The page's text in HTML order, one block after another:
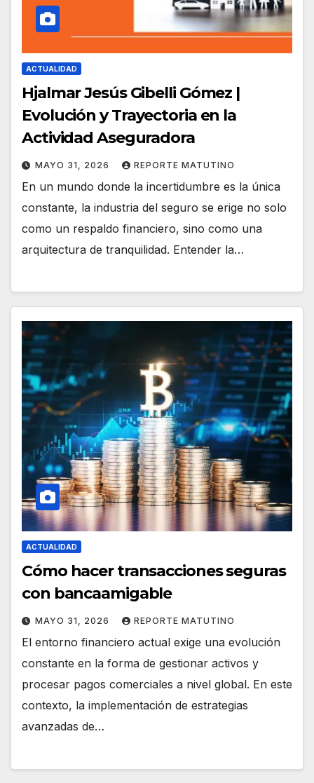
ACTUALIDAD
Hjalmar Jesús Gibelli Gómez |
Evolución y Trayectoria en la
Actividad Aseguradora
MAYO 31, 2026 REPORTE MATUTINO
En un mundo donde la incertidumbre es la única
constante, la industria del seguro se erige no solo
como un respaldo financiero, sino como una
arquitectura de tranquilidad. Entender la…
ACTUALIDAD
Cómo hacer transacciones seguras
con bancaamigable
MAYO 31, 2026 REPORTE MATUTINO
El entorno financiero actual exige una evolución
constante en la forma de gestionar activos y
procesar pagos comerciales a nivel global. En este
contexto, la implementación de estrategias
avanzadas de…